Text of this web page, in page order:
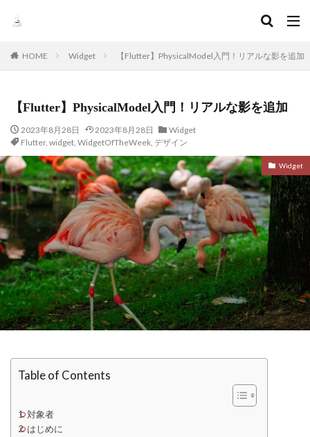
HOME Widget 【Flutter】PhysicalModel入門！リアルな影を追加
【Flutter】PhysicalModel入門！リアルな影を追加
2023年8月28日 2023年8月28日
Widget
Flutter, widget, WidgetOfTheWeek, デザイン
Widget
Table of Contents
対象者
はじめに